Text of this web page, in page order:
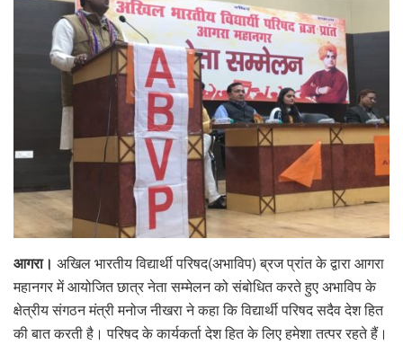
आगरा। अखिल भारतीय विद्यार्थी परिषद(अभाविप) ब्रज प्रांत के द्वारा आगरा
महानगर में आयोजित छात्र नेता सम्मेलन को संबोधित करते हुए अभाविप के
क्षेत्रीय संगठन मंत्री मनोज नीखरा ने कहा कि विद्यार्थी परिषद सदैव देश हित
की बात करती है। परिषद के कार्यकर्ता देश हित के लिए हमेशा तत्पर रहते हैं।